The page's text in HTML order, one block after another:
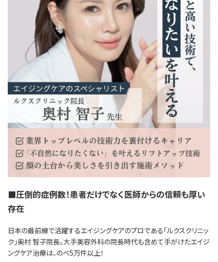
■圧倒的症例数！患者だけでなく医師からの信頼も厚い
存在
日本の最前線で活躍するエイジングケアのプロである「ルクスクリニッ
ク」奥村 智子院長。大手美容外科の院長時代も含めて手がけたエイジ
ングケア治療は、のべ5万件以上！